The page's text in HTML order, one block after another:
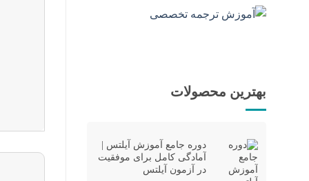
بهترین محصولات
دوره جامع آموزش آیلتس |
آمادگی کامل برای موفقیت
در آزمون آیلتس